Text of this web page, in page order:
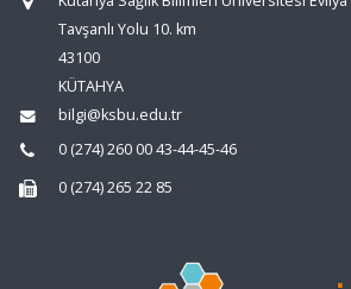
Tavşanlı Yolu 10. km
43100
KÜTAHYA
bilgi@ksbu.edu.tr
0 (274) 260 00 43-44-45-46
0 (274) 265 22 85